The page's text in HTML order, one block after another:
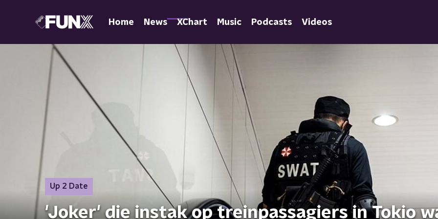
Home News XChart Music Podcasts Videos
Up 2 Date
'Joker' die instak op treinpassagiers in Tokio